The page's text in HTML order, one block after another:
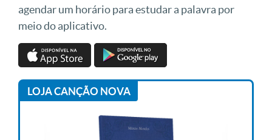
agendar um horário para estudar a palavra por
meio do aplicativo.
LOJA CANÇÃO NOVA